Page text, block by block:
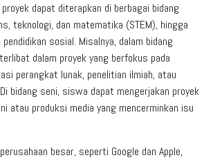
dapat diterapkan di berbagai bidang
teknologi, dan matematika (STEM), hingga
sosial. Misalnya, dalam bidang
dalam proyek yang berfokus pada
perangkat lunak, penelitian ilmiah, atau
bidang seni, siswa dapat mengerjakan proyek
atau produksi media yang mencerminkan isu
besar, seperti Google dan Apple,